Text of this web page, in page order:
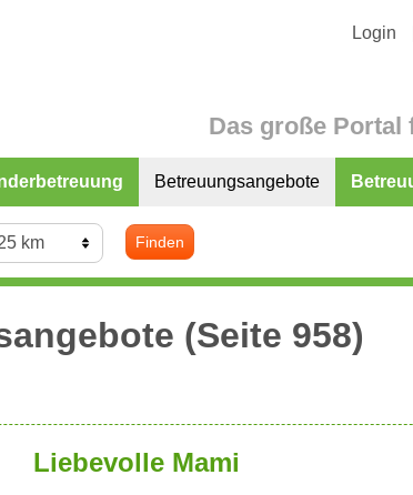
Login
Das große
Betreuungsangebote
Finden
(Seite 958)
Liebevolle Mami